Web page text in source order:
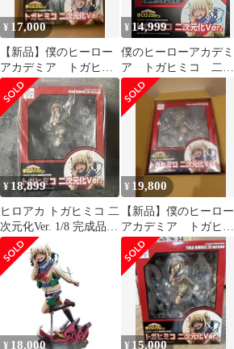
¥ 17,000
【新品】僕のヒーロー
アカデミア トガヒミ
コ 二次元化Ver. フィ
ギュア
¥ 14,999
僕のヒーローアカデミ
ア トガヒミコ 二次
元化Ver. 1/8 完成品フィ
ギュア
¥18,899
ヒロアカ トガヒミコ 二
次元化Ver. 1/8 完成品
フィギュア
¥ 19,800
【新品】僕のヒーロー
アカデミア トガヒミ
コ 二次元化Ver. フィ
ギュア
¥ 18,000 ¥ 15,000